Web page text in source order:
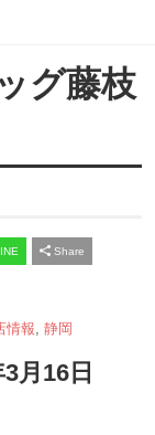
グ藤枝
Share
情報 静岡
月16日